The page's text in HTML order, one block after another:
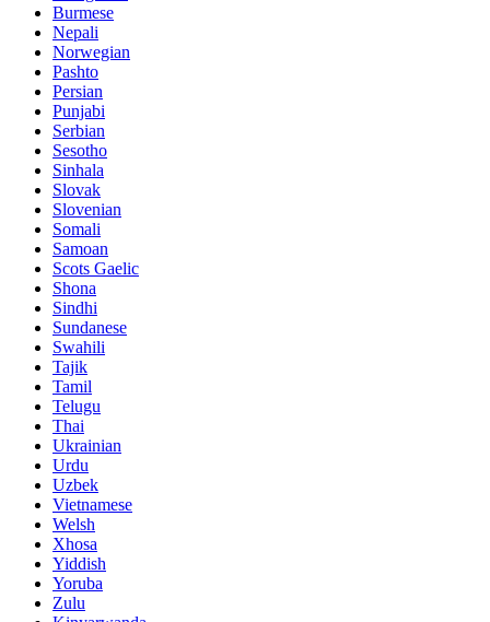
Burmese
Nepali
Norwegian
Pashto
Persian
Punjabi
Serbian
Sesotho
Sinhala
Slovak
Slovenian
Somali
Samoan
Scots Gaelic
Shona
Sindhi
Sundanese
Swahili
Tajik
Tamil
Telugu
Thai
Ukrainian
Urdu
Uzbek
Vietnamese
Welsh
Xhosa
Yiddish
Yoruba
Zulu